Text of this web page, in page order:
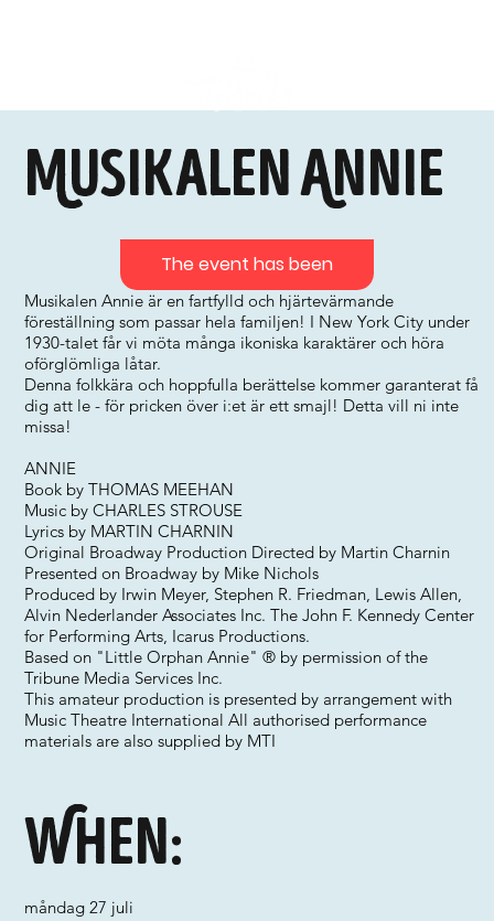
Musikalen Annie
Musikalen Annie är en fartfylld och hjärtevärmande
föreställning som passar hela familjen! I New York City under
1930-talet får vi möta många ikoniska karaktärer och höra
oförglömliga låtar.
Denna folkkära och hoppfulla berättelse kommer garanterat få
dig att le - för pricken över i:et är ett smajl! Detta vill ni inte
missa!
ANNIE
Book by THOMAS MEEHAN
Music by CHARLES STROUSE
Lyrics by MARTIN CHARNIN
Original Broadway Production Directed by Martin Charnin
Presented on Broadway by Mike Nichols
Produced by Irwin Meyer, Stephen R. Friedman, Lewis Allen,
Alvin Nederlander Associates Inc. The John F. Kennedy Center
for Performing Arts, Icarus Productions.
Based on "Little Orphan Annie" ® by permission of the
Tribune Media Services Inc.
This amateur production is presented by arrangement with
Music Theatre International All authorised performance
materials are also supplied by MTI
When:
måndag 27 juli
The event has been